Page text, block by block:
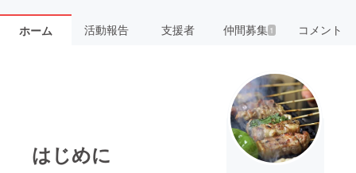
ホーム 活動報告 支援者 仲間募集 1 コメント
はじめに